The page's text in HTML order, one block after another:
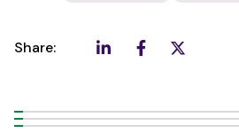
Share: